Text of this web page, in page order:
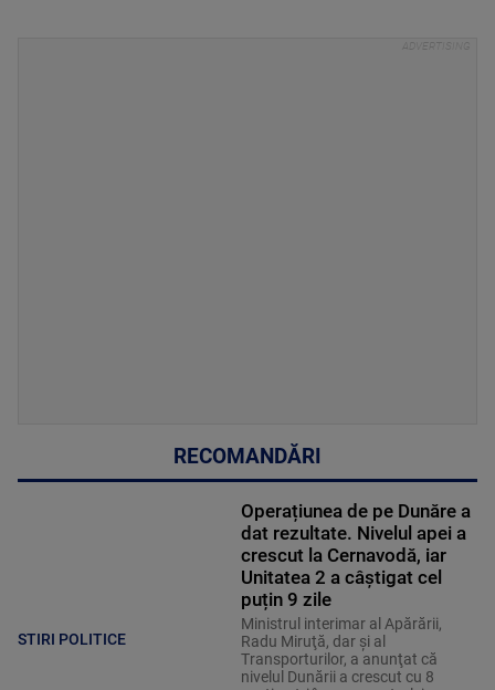
RECOMANDĂRI
STIRI POLITICE
Operațiunea de pe Dunăre a
dat rezultate. Nivelul apei a
crescut la Cernavodă, iar
Unitatea 2 a câștigat cel
puțin 9 zile
Ministrul interimar al Apărării,
Radu Miruţă, dar şi al
Transporturilor, a anunţat că
nivelul Dunării a crescut cu 8